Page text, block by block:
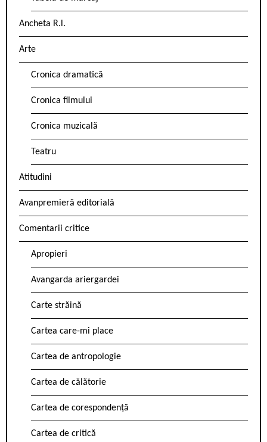
Ancheta R.l.
Arte
Cronica dramatică
Cronica filmului
Cronica muzicală
Teatru
Atitudini
Avanpremieră editorială
Comentarii critice
Apropieri
Avangarda ariergardei
Carte străină
Cartea care-mi place
Cartea de antropologie
Cartea de călătorie
Cartea de corespondență
Cartea de critică